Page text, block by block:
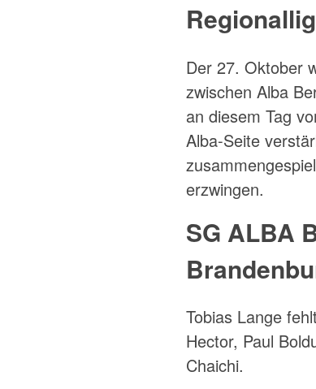
Der 27. Oktober
zwischen Alba
an diesem Tag
Alba-Seite
erzwingen.
SG ALBA
Tobias Lange
Hector, Paul
Chaichi.